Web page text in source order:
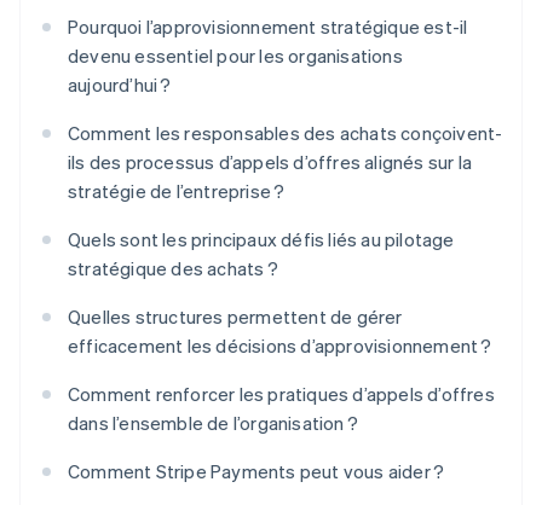
Pourquoi l’approvisionnement stratégique est-il
devenu essentiel pour les organisations
aujourd’hui ?
Comment les responsables des achats conçoivent-
ils des processus d’appels d’offres alignés sur la
stratégie de l’entreprise ?
Quels sont les principaux défis liés au pilotage
stratégique des achats ?
Quelles structures permettent de gérer
efficacement les décisions d’approvisionnement ?
Comment renforcer les pratiques d’appels d’offres
dans l’ensemble de l’organisation ?
Comment Stripe Payments peut vous aider ?